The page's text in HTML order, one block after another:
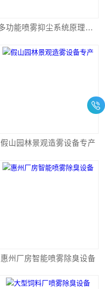
多功能喷雾抑尘系统原理介绍
假山园林景观造雾设备专产
惠州厂房智能喷雾除臭设备